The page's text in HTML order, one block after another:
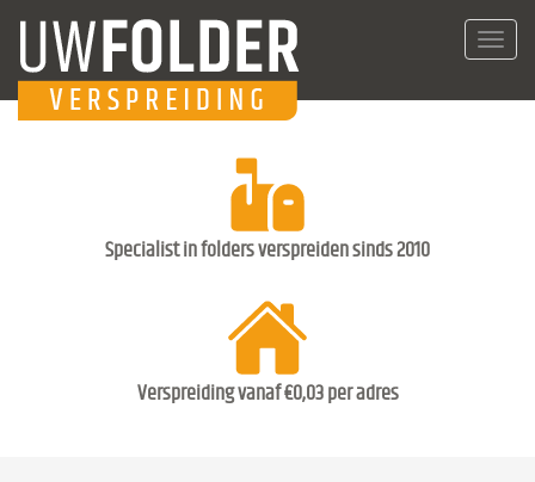
Specialist in folders verspreiden sinds 2010
Verspreiding vanaf €0,03 per adres